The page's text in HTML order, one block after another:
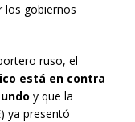
los gobiernos
ruso, el
está en contra
y que la
ya presentó